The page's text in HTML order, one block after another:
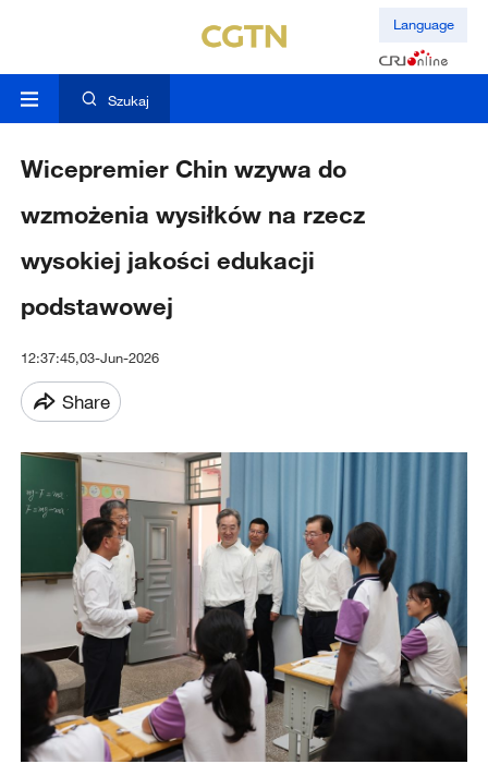
Language
Szukaj
Wicepremier Chin wzywa do
wzmożenia wysiłków na rzecz
wysokiej jakości edukacji
podstawowej
12:37:45,03-Jun-2026
Share